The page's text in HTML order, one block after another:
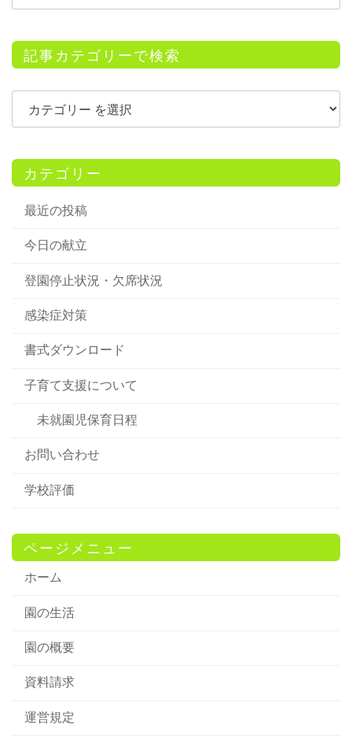
記事カテゴリーで検索
カテゴリー
最近の投稿
今日の献立
登園停止状況・欠席状況
感染症対策
書式ダウンロード
子育て支援について
未就園児保育日程
お問い合わせ
学校評価
ページメニュー
ホーム
園の生活
園の概要
資料請求
運営規定